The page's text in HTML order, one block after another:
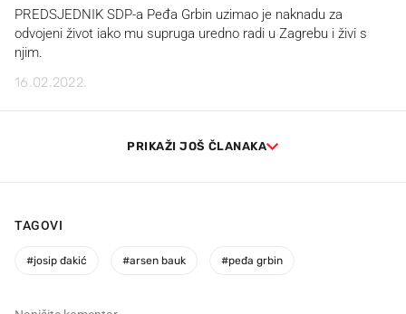
PREDSJEDNIK SDP-a Peđa Grbin uzimao je naknadu za
odvojeni život iako mu supruga uredno radi u Zagrebu i živi s
njim.
16.02.2022.
PRIKAŽI JOŠ ČLANAKA
TAGOVI
#josip đakić #arsen bauk #peđa grbin